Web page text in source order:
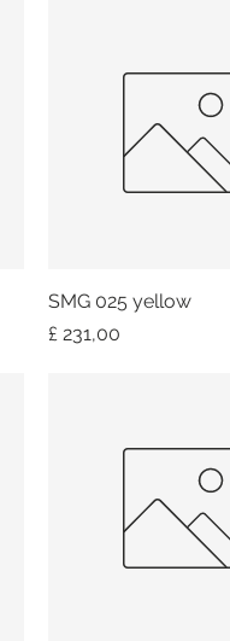
Snel overzicht
SMG 025 yellow
Prijs
£ 231,00